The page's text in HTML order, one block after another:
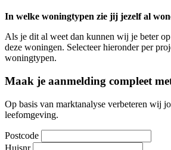
In welke woningtypen zie jij jezelf al
Als je dit al weet dan kunnen wij je beter
deze woningen. Selecteer hieronder per
woningtypen.
Maak je aanmelding compleet
Op basis van marktanalyse verbeteren wij
leefomgeving.
Postcode
Huisnr